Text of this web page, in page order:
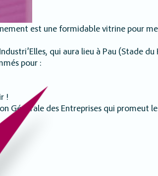
est une formidable vitrine pour
qui aura lieu à Pau (Stade
pour :
!
Générale des Entreprises qui promeut